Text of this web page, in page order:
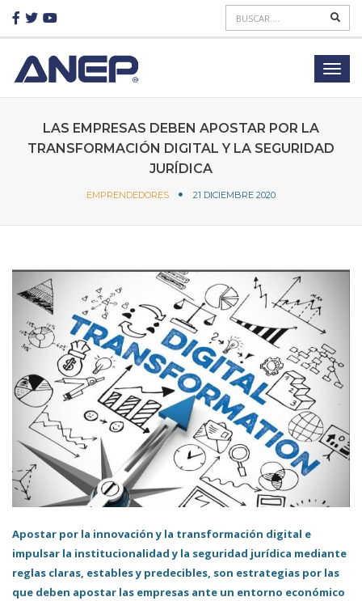
LAS EMPRESAS DEBEN APOSTAR POR LA
TRANSFORMACIÓN DIGITAL Y LA SEGURIDAD
JURÍDICA
EMPRENDEDORES 21 DICIEMBRE 2020
Apostar por la innovación y la transformación digital e
impulsar la institucionalidad y la seguridad jurídica mediante
reglas claras, estables y predecibles, son estrategias por las
que deben apostar las empresas ante un entorno económico